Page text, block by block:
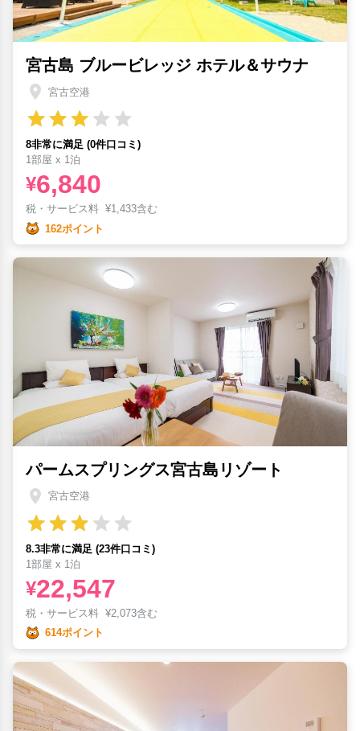
宮古島 ブルービレッジ ホテル＆サウナ
宮古空港
8非常に満足 (0件口コミ)
1部屋 x 1泊
¥6,840
税・サービス料 ¥1,433含む
162ポイント
パームスプリングス宮古島リゾート
宮古空港
8.3非常に満足 (23件口コミ)
1部屋 x 1泊
¥22,547
税・サービス料 ¥2,073含む
614ポイント